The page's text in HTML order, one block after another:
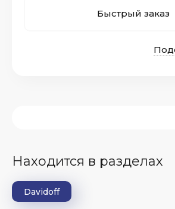
Быстрый заказ
Находится в разделах
Davidoff